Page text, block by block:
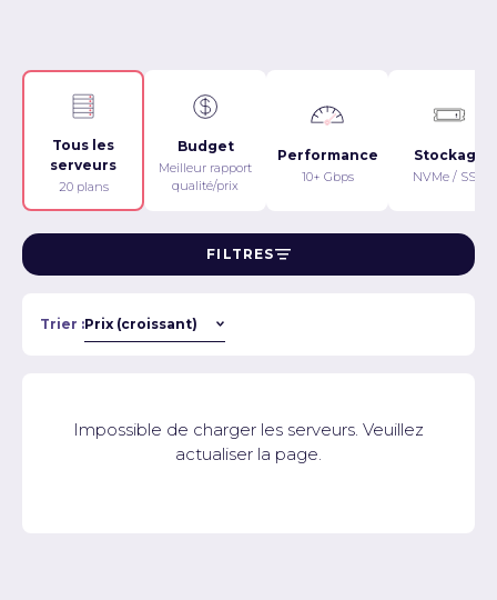
Tous les
serveurs
20 plans
Budget
Meilleur rapport
qualité/prix
Performance
10+ Gbps
Stockage
NVMe / SSD
FILTRES
Trier :
Impossible de charger les serveurs. Veuillez
actualiser la page.